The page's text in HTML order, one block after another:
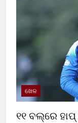
ଖେଳ
୧୧ ବଲ୍‌ରେ ହାପ୍